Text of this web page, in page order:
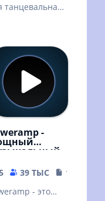
танцевальная
-
39 ТЫС
18.69 MB
- это